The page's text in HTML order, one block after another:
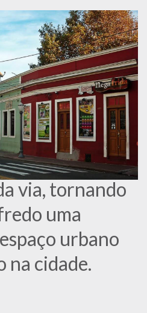
via, tornando
uma
urbano
na cidade.